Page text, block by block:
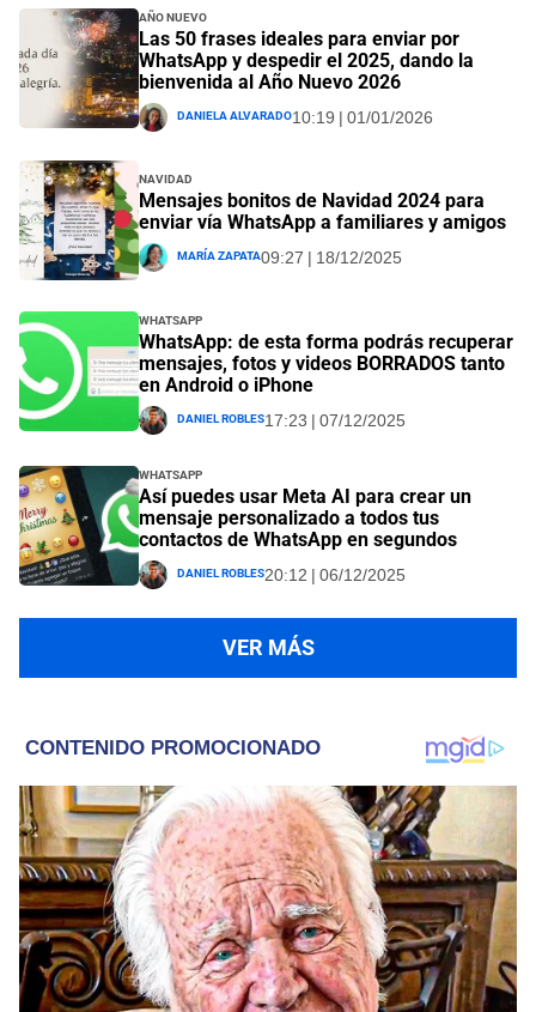
Año Nuevo
Las 50 frases ideales para enviar por
WhatsApp y despedir el 2025, dando la
bienvenida al Año Nuevo 2026
Daniela Alvarado10:19 | 01/01/2026
Navidad
Mensajes bonitos de Navidad 2024 para
enviar vía WhatsApp a familiares y amigos
María Zapata09:27 | 18/12/2025
Whatsapp
WhatsApp: de esta forma podrás recuperar
mensajes, fotos y videos BORRADOS tanto
en Android o iPhone
Daniel Robles17:23 | 07/12/2025
Whatsapp
Así puedes usar Meta AI para crear un
mensaje personalizado a todos tus
contactos de WhatsApp en segundos
Daniel Robles20:12 | 06/12/2025
VER MÁS